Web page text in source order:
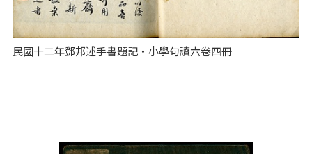
民國十二年鄧邦述手書題記‧小學句讀六卷四冊